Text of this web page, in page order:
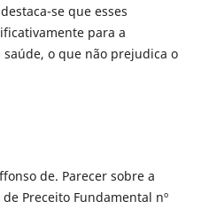
se que esses
para a
o que não prejudica o
de. Parecer sobre a
Preceito Fundamental nº